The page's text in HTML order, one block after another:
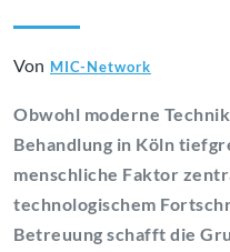
Von MIC-Network
Obwohl moderne
Behandlung in Köln
menschliche Faktor
technologischem
Betreuung schafft die